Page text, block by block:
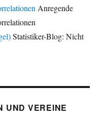
Anregende
Statistiker-Blog: Nicht
UND VEREINE